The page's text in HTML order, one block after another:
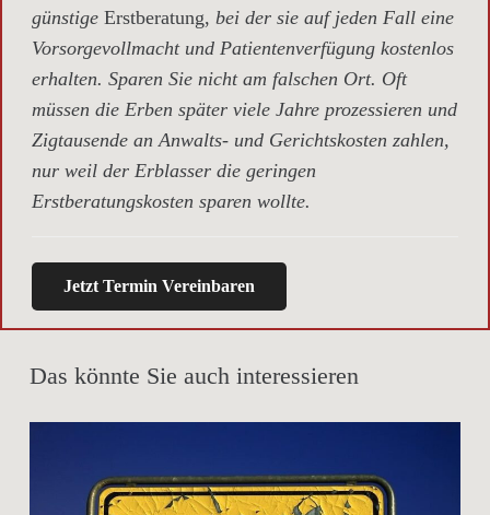
günstige Erstberatung, bei der sie auf jeden Fall eine
Vorsorgevollmacht und Patientenverfügung kostenlos
erhalten. Sparen Sie nicht am falschen Ort. Oft
müssen die Erben später viele Jahre prozessieren und
Zigtausende an Anwalts- und Gerichtskosten zahlen,
nur weil der Erblasser die geringen
Erstberatungskosten sparen wollte.
Jetzt Termin Vereinbaren
Das könnte Sie auch interessieren